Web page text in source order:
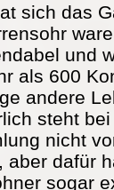
sich das
und
als 600
andere
steht
nicht
aber dafür
sogar